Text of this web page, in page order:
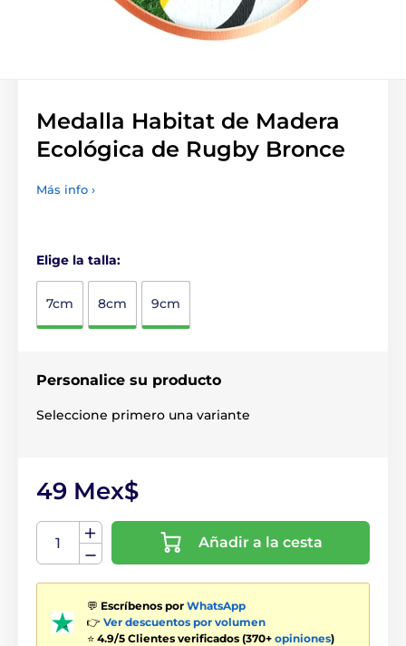
Medalla Habitat de Madera
Ecológica de Rugby Bronce
Más info ›
Elige la talla:
7cm 8cm 9cm
Personalice su producto
Seleccione primero una variante
49 Mex$
Añadir a la cesta
💬 Escríbenos por WhatsApp
👉 Ver descuentos por volumen
⭐ 4.9/5 Clientes verificados (370+ opiniones)